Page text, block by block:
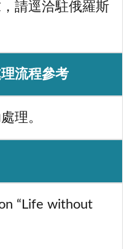
請逕洽駐俄羅斯
流程參考
理。
“Life without